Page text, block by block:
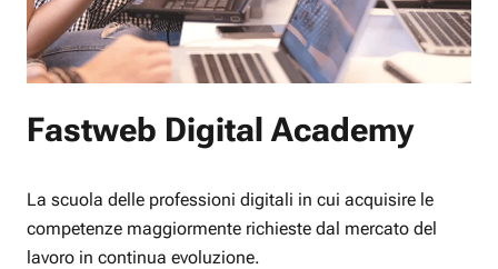
Fastweb Digital Academy
La scuola delle professioni digitali in cui acquisire le
competenze maggiormente richieste dal mercato del
lavoro in continua evoluzione.